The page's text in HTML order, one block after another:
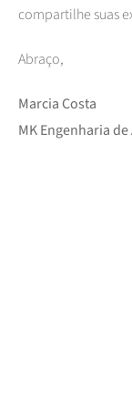
compartilhe suas
Abraço,
Marcia Costa
MK Engenharia